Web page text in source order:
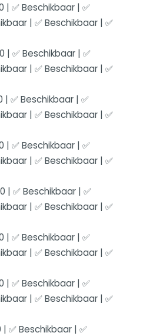
| ✅ Beschikbaar | ✅
| ✅ Beschikbaar | ✅
| ✅ Beschikbaar | ✅
| ✅ Beschikbaar | ✅
| ✅ Beschikbaar | ✅
| ✅ Beschikbaar | ✅
| ✅ Beschikbaar | ✅
| ✅ Beschikbaar | ✅
| ✅ Beschikbaar | ✅
| ✅ Beschikbaar | ✅
| ✅ Beschikbaar | ✅
| ✅ Beschikbaar | ✅
| ✅ Beschikbaar | ✅
| ✅ Beschikbaar | ✅
✅ Beschikbaar | ✅